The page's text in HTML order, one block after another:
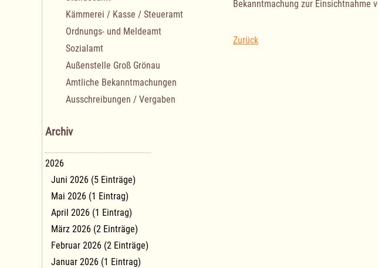
Bekanntmachung zur Einsichtnahme
Zurück
Kämmerei / Kasse / Steueramt
Ordnungs- und Meldeamt
Sozialamt
Außenstelle Groß Grönau
Amtliche Bekanntmachungen
Ausschreibungen / Vergaben
Archiv
2026
Juni 2026 (5 Einträge)
Mai 2026 (1 Eintrag)
April 2026 (1 Eintrag)
März 2026 (2 Einträge)
Februar 2026 (2 Einträge)
Januar 2026 (1 Eintrag)